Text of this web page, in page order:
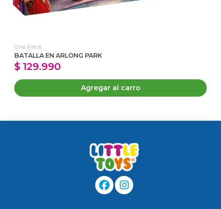
One Piece
BATALLA EN ARLONG PARK
$ 129.990
Agregar al carro